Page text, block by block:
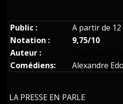
Public :
A partir de 12
Notation :
9,75/10
Auteur :
Comédiens:
Alexandre
LA PRESSE EN PARLE